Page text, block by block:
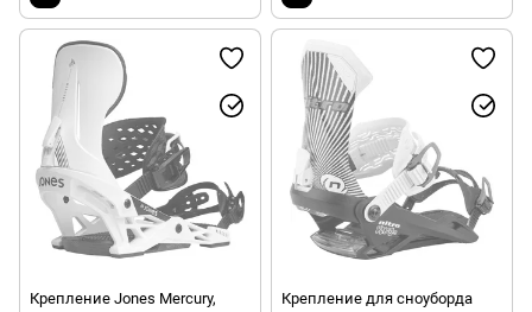
Крепление Jones Mercury,
Крепление для сноуборда